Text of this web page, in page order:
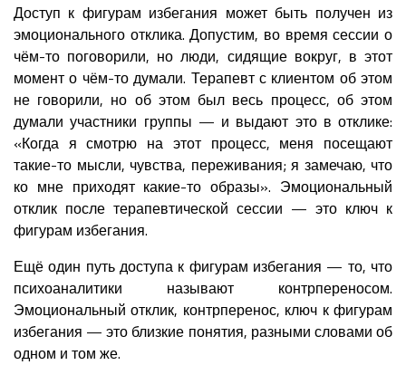
Доступ к фигурам избегания может быть получен из
эмоционального отклика. Допустим, во время сессии о
чём-то поговорили, но люди, сидящие вокруг, в этот
момент о чём-то думали. Терапевт с клиентом об этом
не говорили, но об этом был весь процесс, об этом
думали участники группы — и выдают это в отклике:
«Когда я смотрю на этот процесс, меня посещают
такие-то мысли, чувства, переживания; я замечаю, что
ко мне приходят какие-то образы». Эмоциональный
отклик после терапевтической сессии — это ключ к
фигурам избегания.
Ещё один путь доступа к фигурам избегания — то, что
психоаналитики называют контрпереносом.
Эмоциональный отклик, контрперенос, ключ к фигурам
избегания — это близкие понятия, разными словами об
одном и том же.